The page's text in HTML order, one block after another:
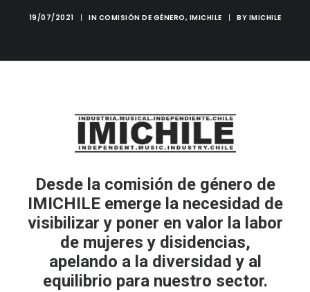
19/07/2021 | IN COMISIÓN DE GÉNERO, IMICHILE | BY IMICHILE
Desde la comisión de género de
IMICHILE emerge la necesidad de
visibilizar y poner en valor la labor
de mujeres y disidencias,
apelando a la diversidad y al
equilibrio para nuestro sector.